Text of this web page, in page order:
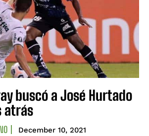
buscó a José Hurtado
atrás
December 10, 2021